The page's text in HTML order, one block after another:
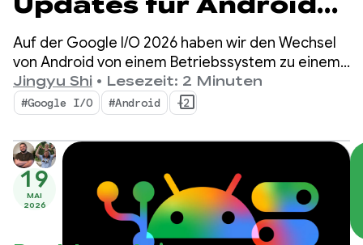
zum Entwickeln
intelligenter
Funktionen von der
Auf der Google I/O 2026 haben wir den Wechsel
von Android von einem Betriebssystem zu einem
intelligenten System vorgestellt. Außerdem
haben wir gezeigt, wie Sie intelligente Funktionen
nativ mit dem System entwickeln und die
Leistungsfähigkeit der KI von Google in Ihre Apps
einbinden können.
Jingyu Shi • Lesezeit: 2 Minuten
#Google I/O #Android +2
19
MAI
2026